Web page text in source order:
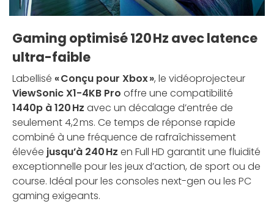
Gaming optimisé 120 Hz avec latence
ultra-faible
Labellisé « Conçu pour Xbox », le vidéoprojecteur
ViewSonic X1-4KB Pro offre une compatibilité
1440p à 120 Hz avec un décalage d’entrée de
seulement 4,2 ms. Ce temps de réponse rapide
combiné à une fréquence de rafraîchissement
élevée jusqu’à 240 Hz en Full HD garantit une fluidité
exceptionnelle pour les jeux d’action, de sport ou de
course. Idéal pour les consoles next-gen ou les PC
gaming exigeants.